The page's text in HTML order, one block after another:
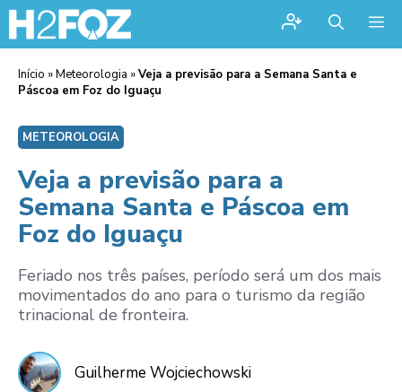
Início »Meteorologia »Veja a previsão para a Semana Santa e
Páscoa em Foz do Iguaçu
METEOROLOGIA
Veja a previsão para a
Semana Santa e Páscoa em
Foz do Iguaçu
Feriado nos três países, período será um dos mais
movimentados do ano para o turismo da região
trinacional de fronteira.
Guilherme Wojciechowski